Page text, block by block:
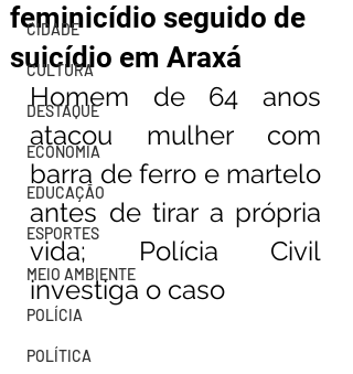
CIDADE
CULTURA
DESTAQUE
ECONOMIA
EDUCAÇÃO
ESPORTES
MEIO AMBIENTE
POLÍCIA
POLÍTICA
feminicídio seguido de
suicídio em Araxá
Homem de 64 anos
atacou mulher com
barra de ferro e martelo
antes de tirar a própria
vida; Polícia Civil
investiga o caso